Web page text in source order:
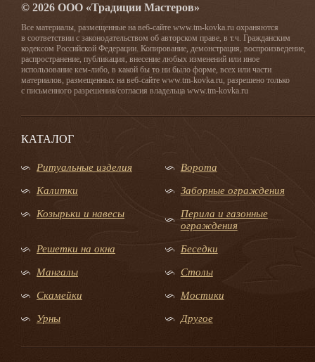
© 2026 ООО «Традиции Мастеров»
Все материалы, размещенные на веб-сайте www.tm-kovka.ru охраняются
в соответствии с законодательством об авторском праве, в т.ч. Гражданским
кодексом Российской Федерации. Копирование, демонстрация, воспроизведение,
распространение, публикация, внесение любых изменений или иное
использование кем-либо, в какой бы то ни было форме, всех или части
материалов, размещенных на веб-сайте www.tm-kovka.ru, разрешено только
с письменного разрешения/согласия владельца www.tm-kovka.ru
КАТАЛОГ
Ритуальные изделия Ворота
Калитки Заборные ограждения
Козырьки и навесы
Перила и газонные
ограждения
Решетки на окна Беседки
Мангалы Столы
Скамейки Мостики
Урны Другое